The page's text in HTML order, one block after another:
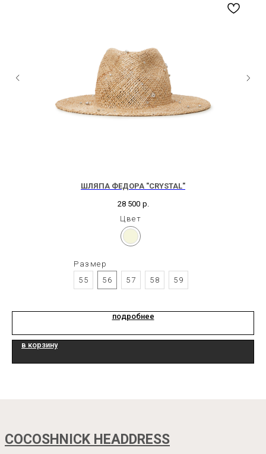
ШЛЯПА ФЕДОРА "CRYSTAL"
28 500 р.
Цвет
Размер
55
56 57 58 59
подробнее
в корзину
COCOSHNICK HEADDRESS